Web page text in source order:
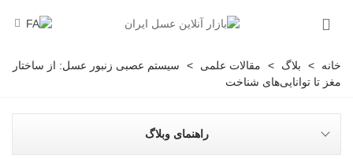
خانه > بلاگ > مقالات علمی >
سیستم عصبی زنبور عسل: از ساختار
مغز تا توانایی‌های شناخت
راهنمای وبلاگ